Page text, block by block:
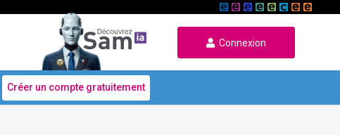
Connexion
Créer un compte gratuitement